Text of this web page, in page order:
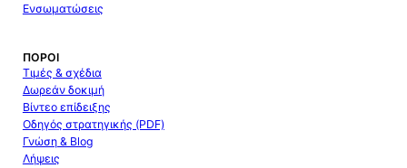
Ενσωματώσεις
ΠΌΡΟΙ
Τιμές & σχέδια
Δωρεάν δοκιμή
Βίντεο επίδειξης
Οδηγός στρατηγικής (PDF)
Γνώση & Blog
Λήψεις